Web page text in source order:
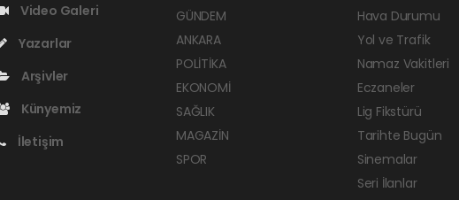
Video Galeri
Yazarlar
Arşivler
Künyemiz
İletişim
GÜNDEM
ANKARA
POLİTİKA
EKONOMİ
SAĞLIK
MAGAZİN
SPOR
Hava Durumu
Yol ve Trafik
Namaz Vakitleri
Eczaneler
Lig Fikstürü
Tarihte Bugün
Sinemalar
Seri İlanlar